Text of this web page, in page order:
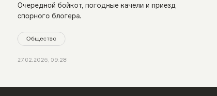
Очередной бойкот, погодные качели и приезд
спорного блогера.
Общество
27.02.2026, 09:28